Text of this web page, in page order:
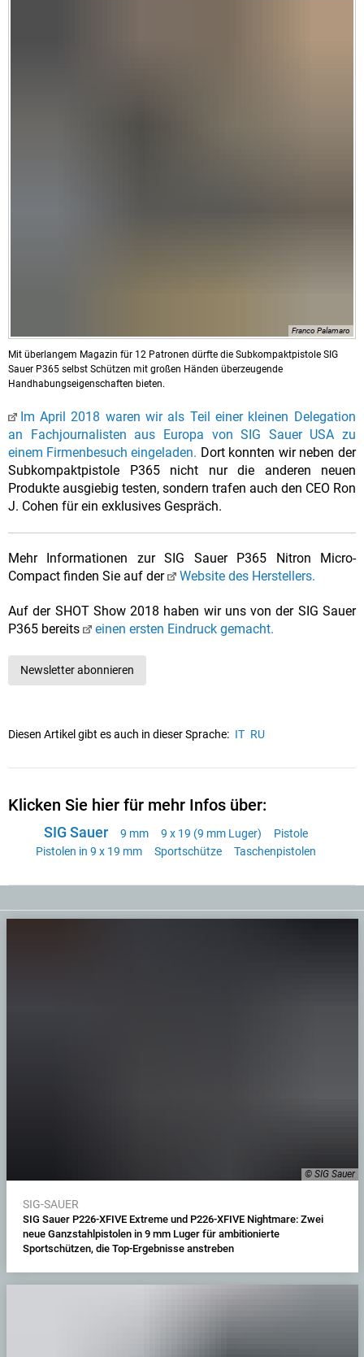
Franco Palamaro
Mit überlangem Magazin für 12 Patronen dürfte die Subkompaktpistole SIG
Sauer P365 selbst Schützen mit großen Händen überzeugende
Handhabungseigenschaften bieten.
Im April 2018 waren wir als Teil einer kleinen Delegation
an Fachjournalisten aus Europa von SIG Sauer USA zu
einem Firmenbesuch eingeladen. Dort konnten wir neben der
Subkompaktpistole P365 nicht nur die anderen neuen
Produkte ausgiebig testen, sondern trafen auch den CEO Ron
J. Cohen für ein exklusives Gespräch.
Mehr Informationen zur SIG Sauer P365 Nitron Micro-
Compact finden Sie auf der
Website des Herstellers.
Auf der SHOT Show 2018 haben wir uns von der SIG Sauer
P365 bereits
einen ersten Eindruck gemacht.
Newsletter abonnieren
Diesen Artikel gibt es auch in dieser Sprache: IT RU
Klicken Sie hier für mehr Infos über:
SIG Sauer 9 mm 9 x 19 (9 mm Luger)
Pistole
Pistolen in 9 x 19 mm
Sportschütze Taschenpistolen
© SIG Sauer
SIG-SAUER
SIG Sauer P226-XFIVE Extreme und P226-XFIVE Nightmare: Zwei
neue Ganzstahlpistolen in 9 mm Luger für ambitionierte
Sportschützen, die Top-Ergebnisse anstreben